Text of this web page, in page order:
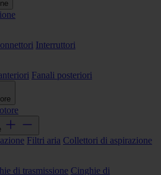
Interruttori
Fanali posteriori
Filtri aria Collettori di aspirazione
di trasmissione Cinghie di